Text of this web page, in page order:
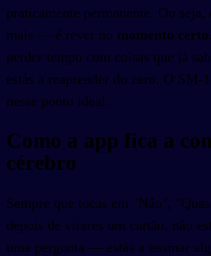
praticamente permanente. Ou seja,
mais — é rever no momento certo
perder tempo com coisas que já
estás a reaprender do zero. O SM-
nesse ponto ideal.
Como a app fica a
cérebro
Sempre que tocas em "Não",
depois de virares um cartão, não
uma pergunta — estás a ensinar